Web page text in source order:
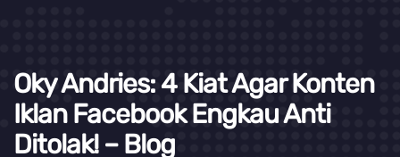
Oky Andries: 4 Kiat Agar Konten
Iklan Facebook Engkau Anti
Ditolak! – Blog